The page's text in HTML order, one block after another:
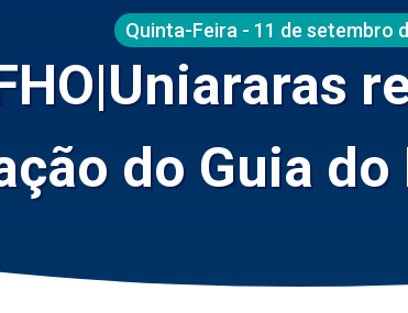
Quinta-Feira - 11 de setembro
do Guia